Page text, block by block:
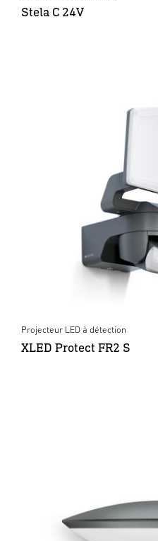
Stela C 24V
Projecteur LED à détection
XLED Protect FR2 S